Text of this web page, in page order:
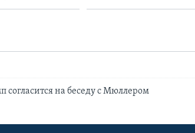
согласится на беседу с Мюллером